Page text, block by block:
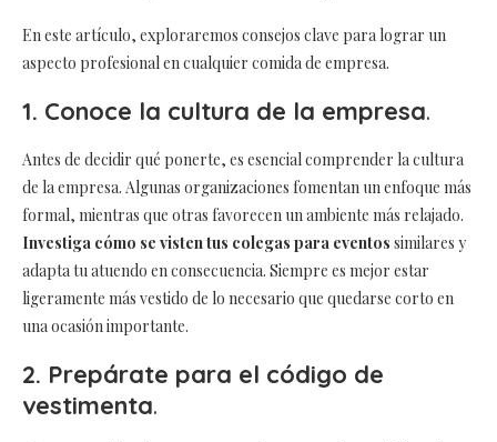
En este artículo, exploraremos consejos clave para lograr un
aspecto profesional en cualquier comida de empresa.
1. Conoce la cultura de la empresa.
Antes de decidir qué ponerte, es esencial comprender la cultura
de la empresa. Algunas organizaciones fomentan un enfoque más
formal, mientras que otras favorecen un ambiente más relajado.
Investiga cómo se visten tus colegas para eventos similares y
adapta tu atuendo en consecuencia. Siempre es mejor estar
ligeramente más vestido de lo necesario que quedarse corto en
una ocasión importante.
2. Prepárate para el código de
vestimenta.